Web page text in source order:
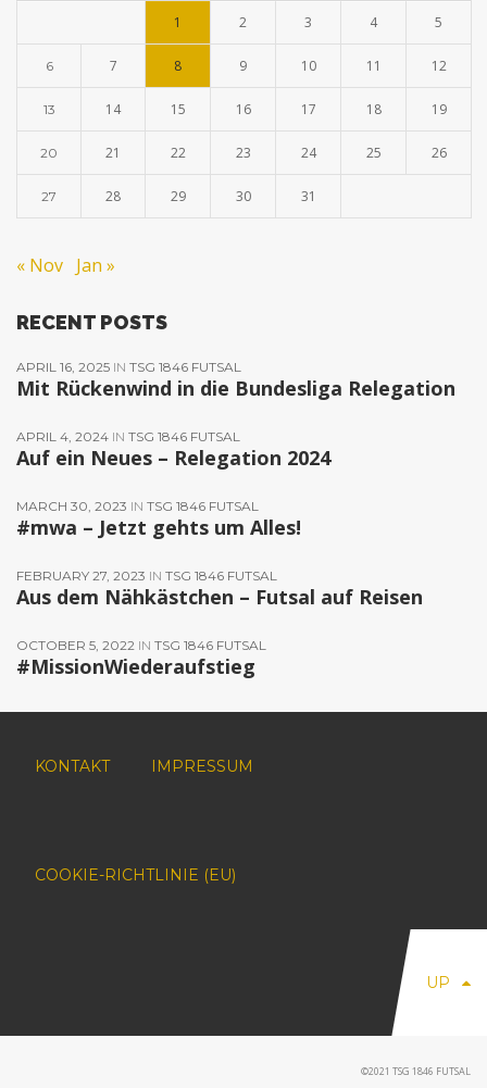
1 2 3 4 5
6 7 8 9 10 11 12
13 14 15 16 17 18 19
20 21 22 23 24 25 26
27 28 29 30 31
« Nov Jan »
RECENT POSTS
APRIL 16, 2025 IN TSG 1846 FUTSAL
Mit Rückenwind in die Bundesliga Relegation
APRIL 4, 2024 IN TSG 1846 FUTSAL
Auf ein Neues – Relegation 2024
MARCH 30, 2023 IN TSG 1846 FUTSAL
#mwa – Jetzt gehts um Alles!
FEBRUARY 27, 2023 IN TSG 1846 FUTSAL
Aus dem Nähkästchen – Futsal auf Reisen
OCTOBER 5, 2022 IN TSG 1846 FUTSAL
#MissionWiederaufstieg
KONTAKT IMPRESSUM
COOKIE-RICHTLINIE (EU)
UP
©2021 TSG 1846 FUTSAL